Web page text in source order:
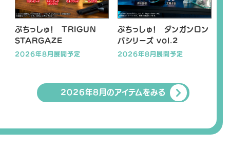
ぷちっしゅ！ TRIGUN
STARGAZE
2026年8月展開予定
ぷちっしゅ！ ダンガンロン
パシリーズ vol.2
2026年8月展開予定
2026年8月のアイテム をみる